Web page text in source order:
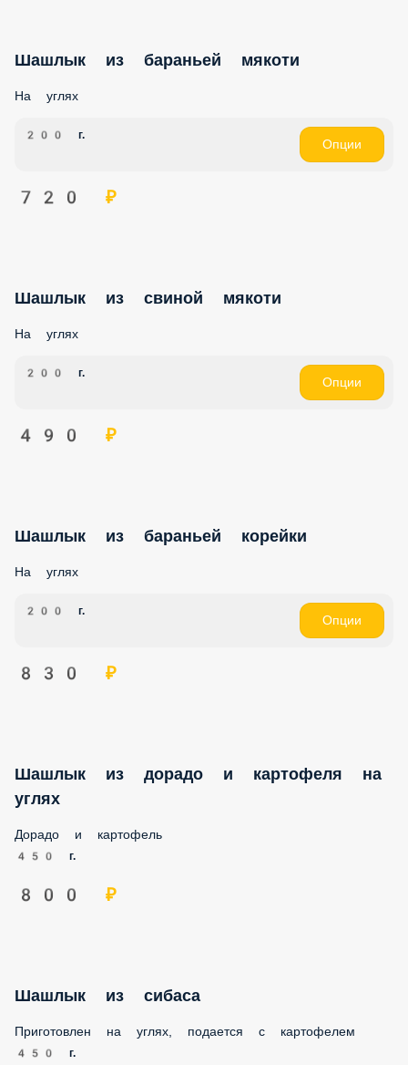
Шашлык из бараньей мякоти
На углях
200 г.
Опции
720 ₽
Шашлык из cвинoй мякоти
На углях
200 г.
Опции
490 ₽
Шашлык из бараньей корейки
На углях
200 г.
Опции
830 ₽
Шашлык из дорадо и картофеля на
углях
Дорадо и картофель
450 г.
800 ₽
Шашлык из сибаса
Приготовлен на углях, подается с картофелем
450 г.